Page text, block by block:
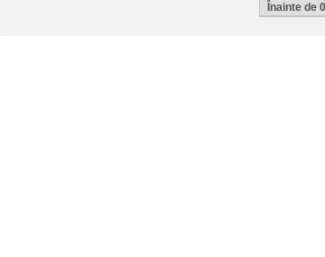
Înainte de